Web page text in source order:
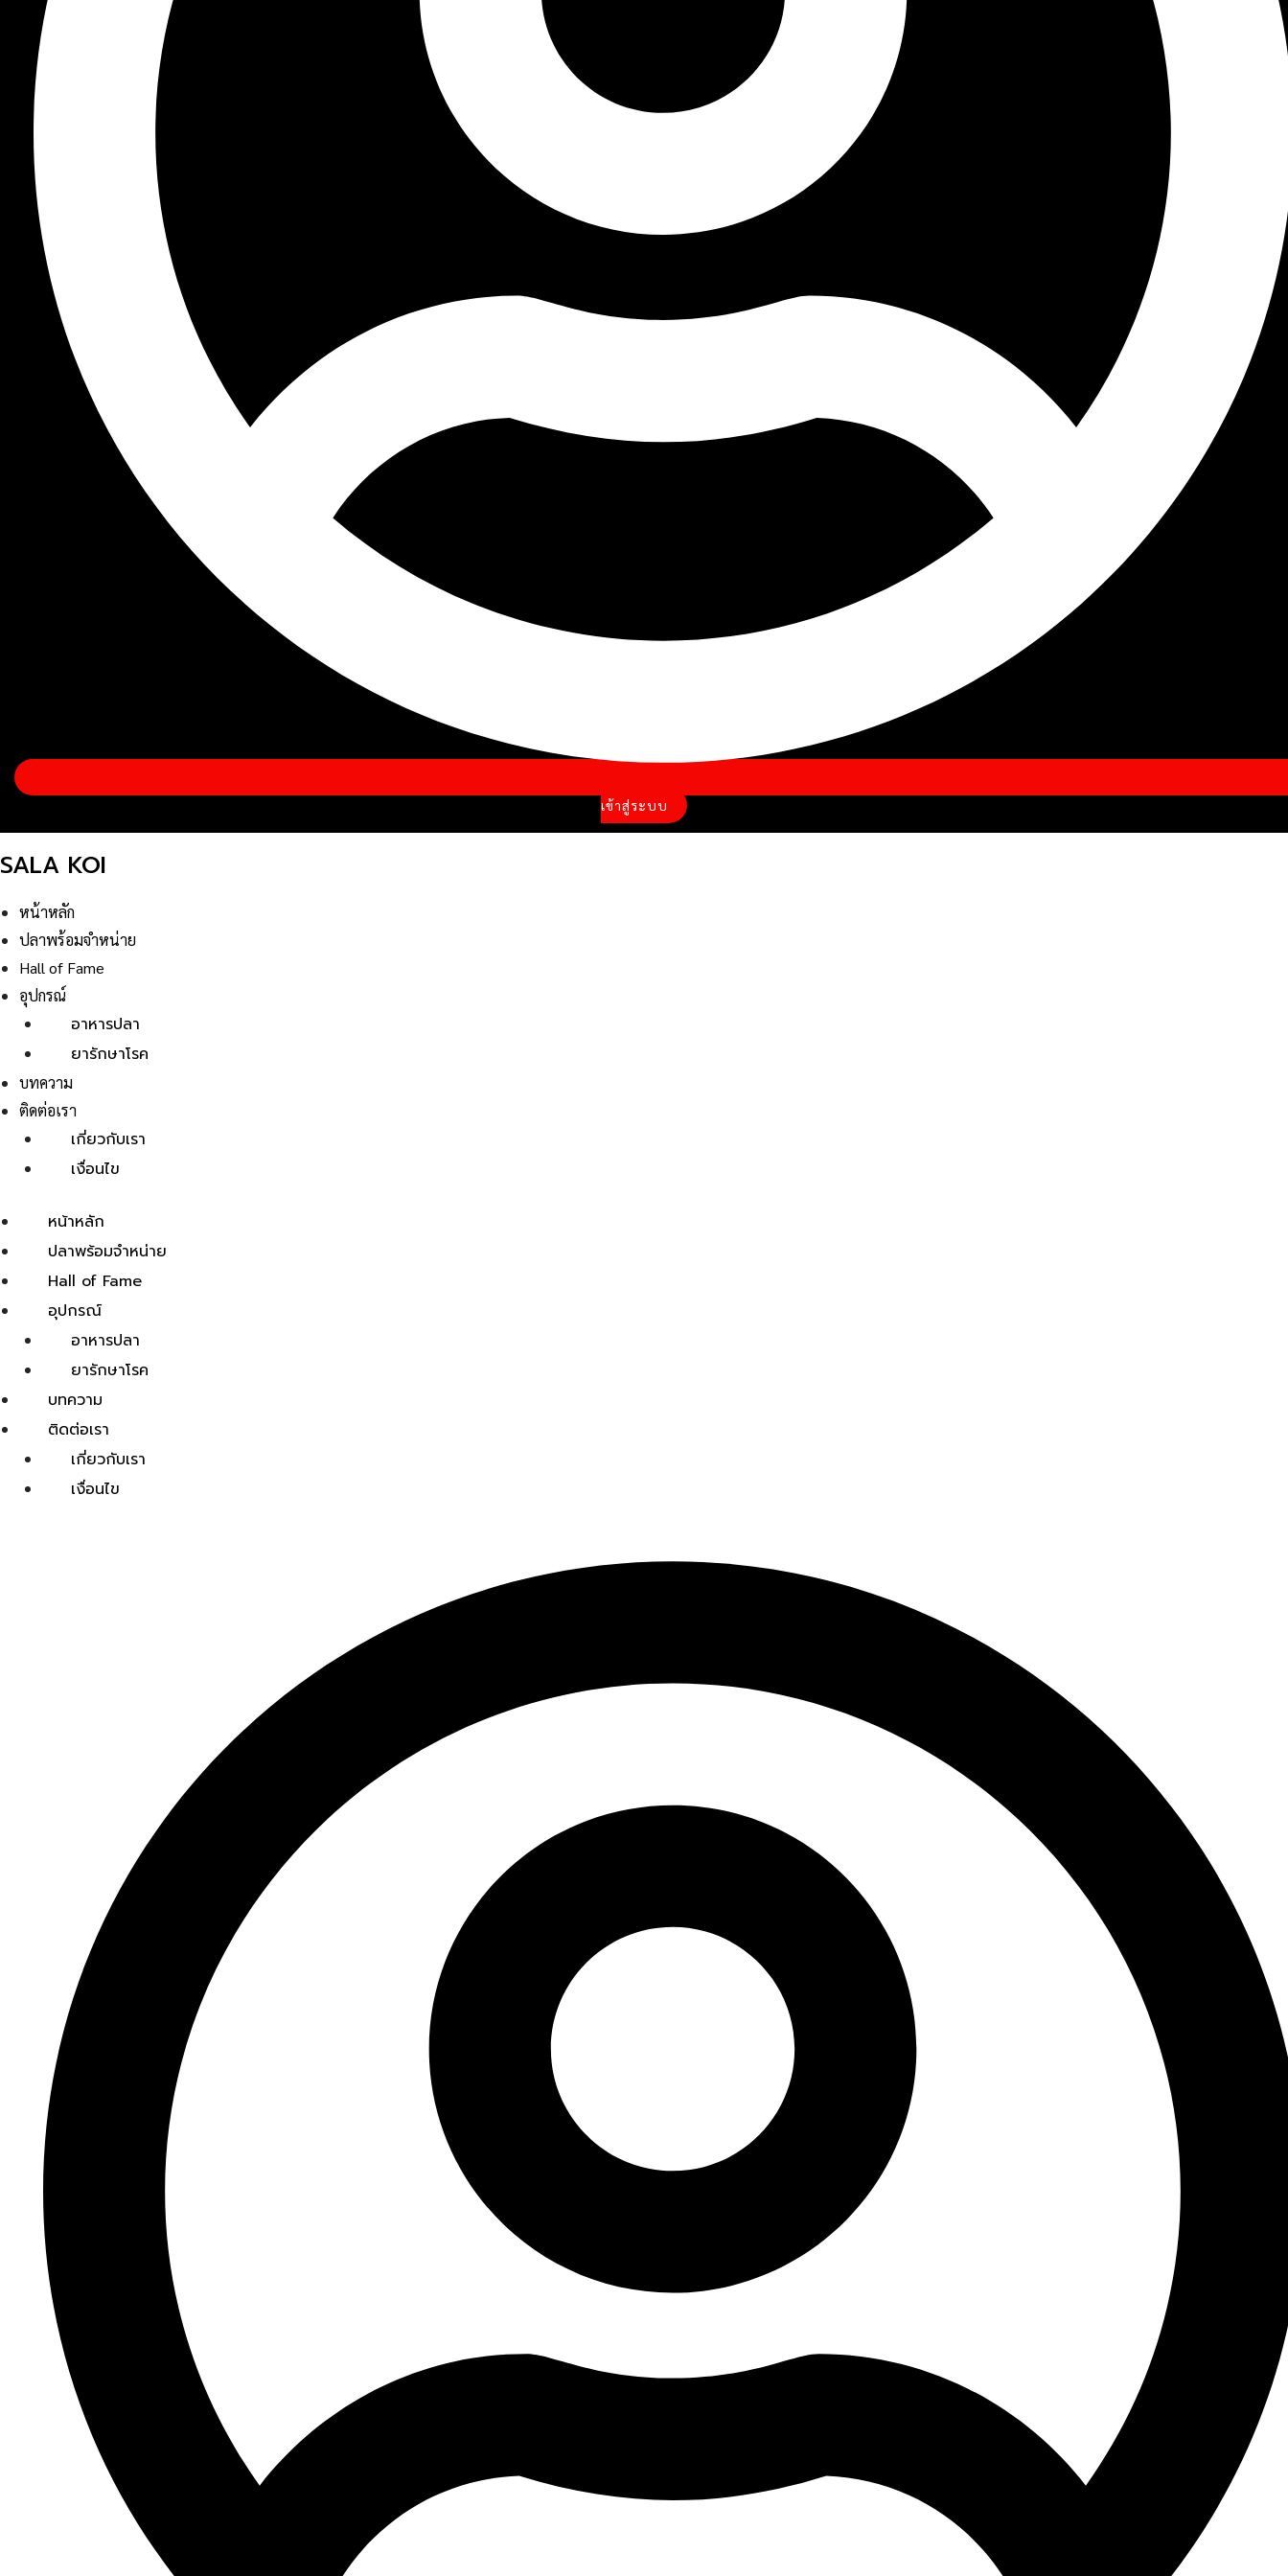
เข้าสู่ระบบ
SALA KOI
หน้าหลัก
ปลาพร้อมจำหน่าย
Hall of Fame
อุปกรณ์
อาหารปลา
ยารักษาโรค
บทความ
ติดต่อเรา
เกี่ยวกับเรา
เงื่อนไข
หน้าหลัก
ปลาพร้อมจำหน่าย
Hall of Fame
อุปกรณ์
อาหารปลา
ยารักษาโรค
บทความ
ติดต่อเรา
เกี่ยวกับเรา
เงื่อนไข